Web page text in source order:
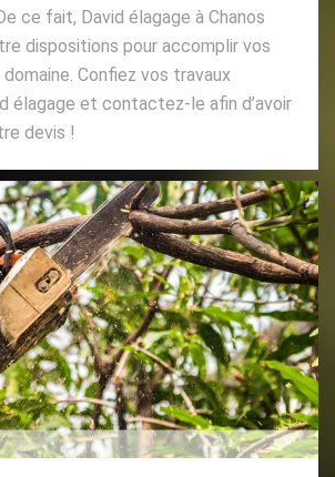
ce fait, David élagage à Chanos
dispositions pour accomplir vos
Confiez vos travaux
élagage et contactez-le afin d’avoir
devis !